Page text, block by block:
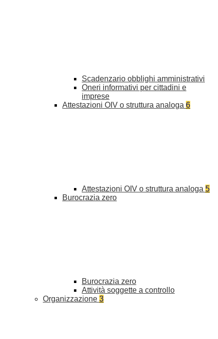
Scadenzario obblighi amministrativi
Oneri informativi per cittadini e
imprese
Attestazioni OIV o struttura analoga 6
Attestazioni OIV o struttura analoga 5
Burocrazia zero
Burocrazia zero
Attività soggette a controllo
Organizzazione 3